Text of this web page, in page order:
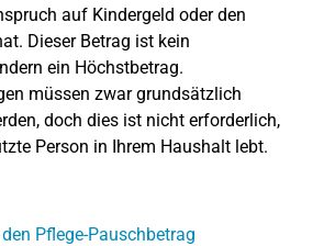
auf Kindergeld oder den
Dieser Betrag ist kein
ein Höchstbetrag.
müssen zwar grundsätzlich
doch dies ist nicht erforderlich,
Person in Ihrem Haushalt lebt.
Pflege-Pauschbetrag